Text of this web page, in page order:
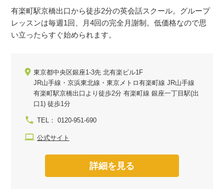
有楽町駅京橋出口から徒歩2分の英会話スクール。グループ
レッスンは毎週1回、月4回の完全月謝制。低価格なので思
い立ったらすぐ始められます。
東京都中央区銀座1-3先 北有楽ビル1F
JR山手線・京浜東北線・東京メトロ有楽町線 JR山手線
有楽町駅京橋出口より徒歩2分 有楽町線 銀座一丁目駅(出
口1) 徒歩1分
TEL： 0120-951-690
公式サイト
詳細を見る